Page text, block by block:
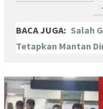
BACA JUGA: Salah
Tetapkan Mantan